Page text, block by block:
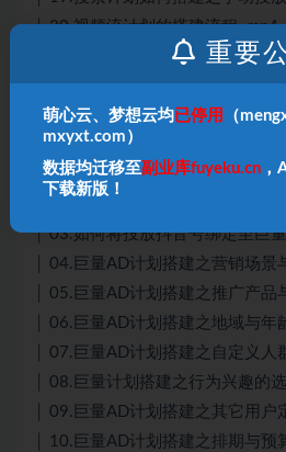
│ 20.视频流计划的搭建流程 .mp4
│ 21.私信获客工具如何开启与设置
│ 22.如何提升用户加v率？.mp4
│
├─03.巨量AD
│ 01.巨量AD如何开户？.mp4
│ 03.如何将投放抖音号绑定至巨
│ 04.巨量AD计划搭建之营销场景
│ 05.巨量AD计划搭建之推广产品
│ 06.巨量AD计划搭建之地域与年
│ 07.巨量AD计划搭建之自定义人
│ 08.巨量计划搭建之行为兴趣的
│ 09.巨量AD计划搭建之其它用户
│ 10.巨量AD计划搭建之排期与预
重要
萌心云、梦想云均 已停用
（
mxyxt.com）
数据均迁移至副业库fuyeku.cn ，
下载新版！